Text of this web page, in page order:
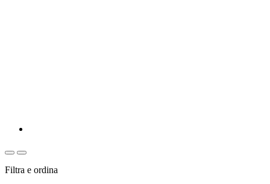
Filtra e ordina